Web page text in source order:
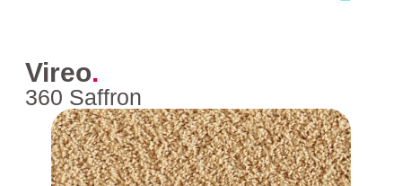
Vireo.
360 Saffron